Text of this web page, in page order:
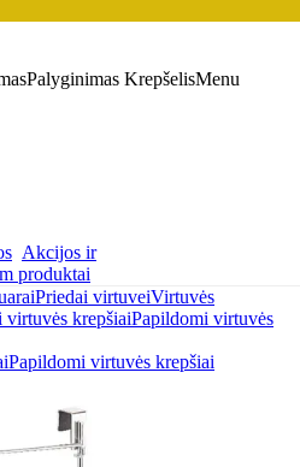
Palyginimas KrepšelisMenu
Akcijos ir
produktai
Priedai virtuveiVirtuvės
virtuvės krepšiaiPapildomi virtuvės
Papildomi virtuvės krepšiai